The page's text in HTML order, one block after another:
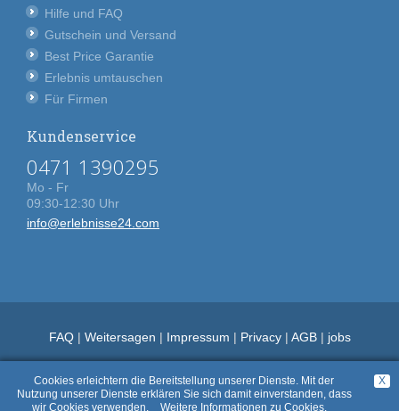
Hilfe und FAQ
Gutschein und Versand
Best Price Garantie
Erlebnis umtauschen
Für Firmen
Kundenservice
0471 1390295
Mo - Fr
09:30-12:30 Uhr
info@erlebnisse24.com
FAQ| Weitersagen | Impressum | Privacy| AGB| jobs
X
Cookies erleichtern die Bereitstellung unserer Dienste. Mit der
Nutzung unserer Dienste erklären Sie sich damit einverstanden, dass
wir Cookies verwenden.
Weitere Informationen zu Cookies.